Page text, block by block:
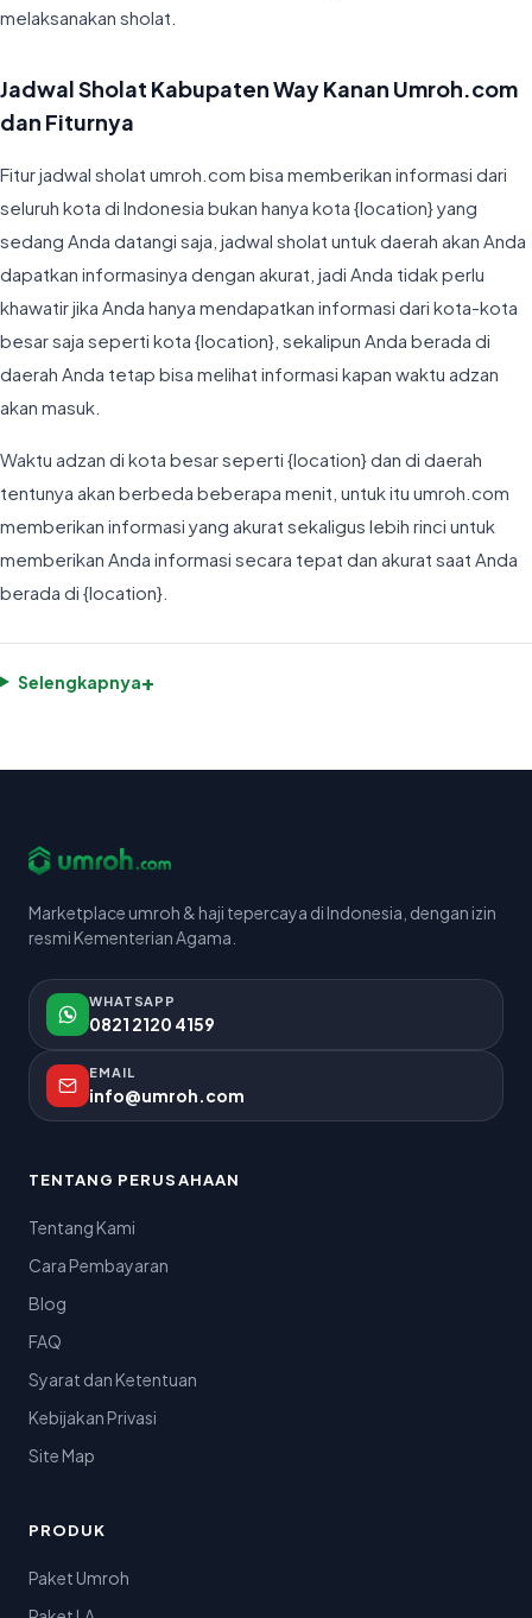
melaksanakan sholat.
Jadwal Sholat Kabupaten Way Kanan Umroh.com
dan Fiturnya
Fitur jadwal sholat umroh.com bisa memberikan informasi dari
seluruh kota di Indonesia bukan hanya kota {location} yang
sedang Anda datangi saja, jadwal sholat untuk daerah akan Anda
dapatkan informasinya dengan akurat, jadi Anda tidak perlu
khawatir jika Anda hanya mendapatkan informasi dari kota-kota
besar saja seperti kota {location}, sekalipun Anda berada di
daerah Anda tetap bisa melihat informasi kapan waktu adzan
akan masuk.
Waktu adzan di kota besar seperti {location} dan di daerah
tentunya akan berbeda beberapa menit, untuk itu umroh.com
memberikan informasi yang akurat sekaligus lebih rinci untuk
memberikan Anda informasi secara tepat dan akurat saat Anda
berada di {location}.
Selengkapnya+
Marketplace umroh & haji tepercaya di Indonesia, dengan izin
resmi Kementerian Agama.
WHATSAPP
0821 2120 4159
EMAIL
info@umroh.com
TENTANG PERUSAHAAN
Tentang Kami
Cara Pembayaran
Blog
FAQ
Syarat dan Ketentuan
Kebijakan Privasi
Site Map
PRODUK
Paket Umroh